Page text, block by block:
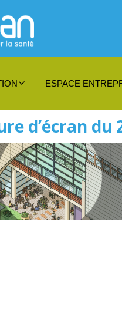
ESPACE
d’écran du